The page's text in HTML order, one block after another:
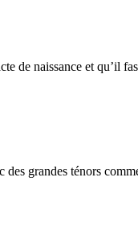
de naissance et qu’il
des grandes ténors